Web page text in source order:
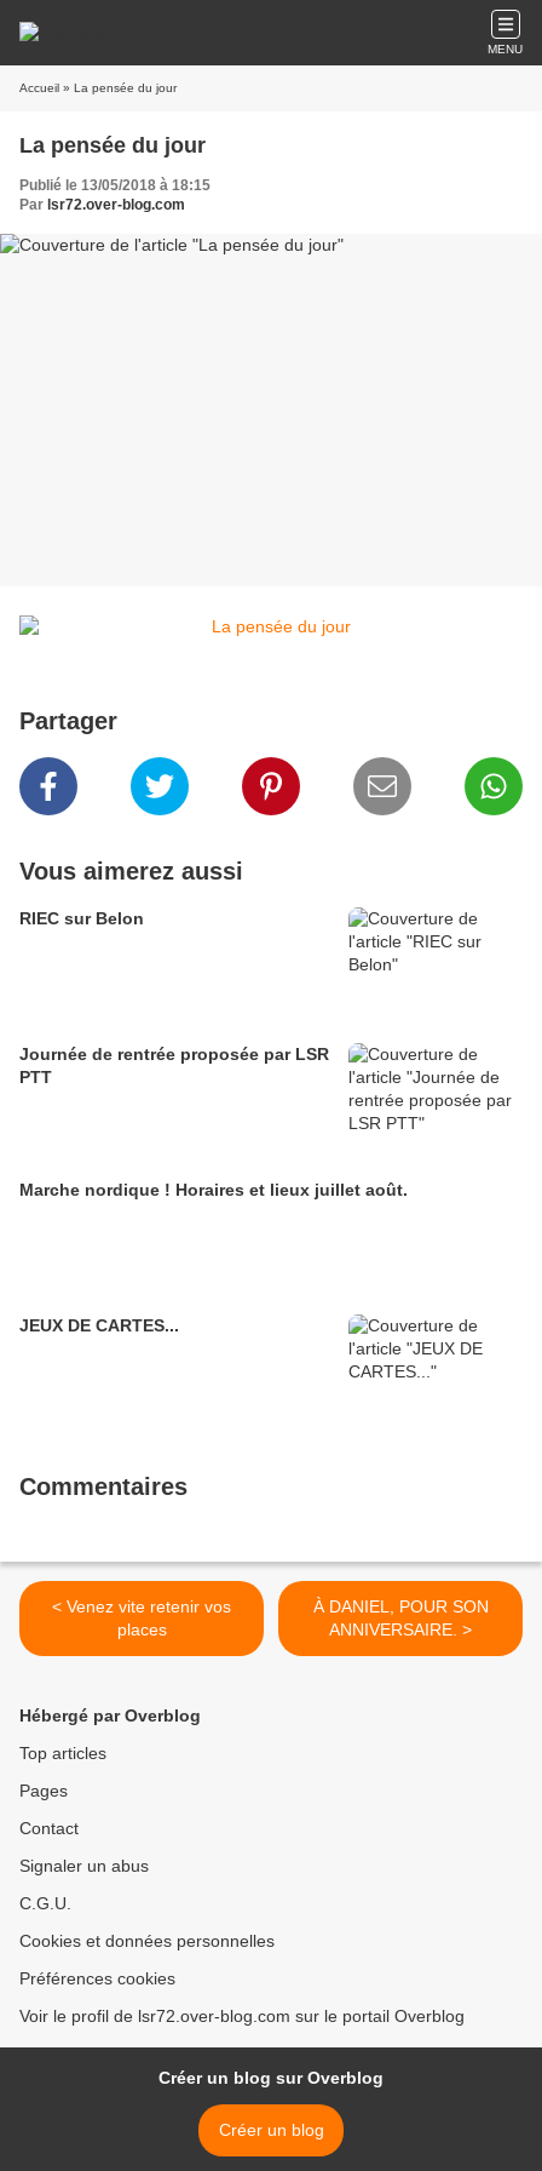
MENU
Accueil » La pensée du jour
La pensée du jour
Publié le 13/05/2018 à 18:15
Par lsr72.over-blog.com
Partager
Vous aimerez aussi
RIEC sur Belon
Journée de rentrée proposée par LSR
PTT
Marche nordique ! Horaires et lieux juillet août.
JEUX DE CARTES...
Commentaires
< Venez vite retenir vos
places
À DANIEL, POUR SON
ANNIVERSAIRE. >
Hébergé par Overblog
Top articles
Pages
Contact
Signaler un abus
C.G.U.
Cookies et données personnelles
Préférences cookies
Voir le profil de lsr72.over-blog.com sur le portail Overblog
Créer un blog sur Overblog
Créer un blog